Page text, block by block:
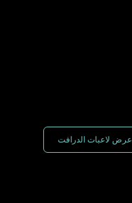
عرض لاعبات الدرافت